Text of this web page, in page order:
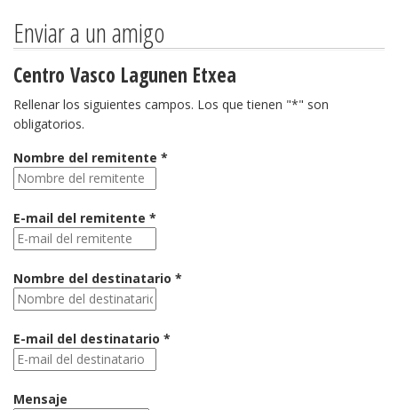
Enviar a un amigo
Centro Vasco Lagunen Etxea
Rellenar los siguientes campos. Los que tienen "*" son
obligatorios.
Nombre del remitente *
E-mail del remitente *
Nombre del destinatario *
E-mail del destinatario *
Mensaje